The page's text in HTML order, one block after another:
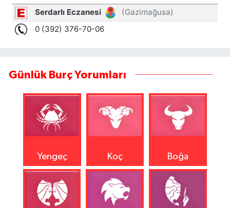
Günlük Burç Yorumları
Yengeç Koç Boğa